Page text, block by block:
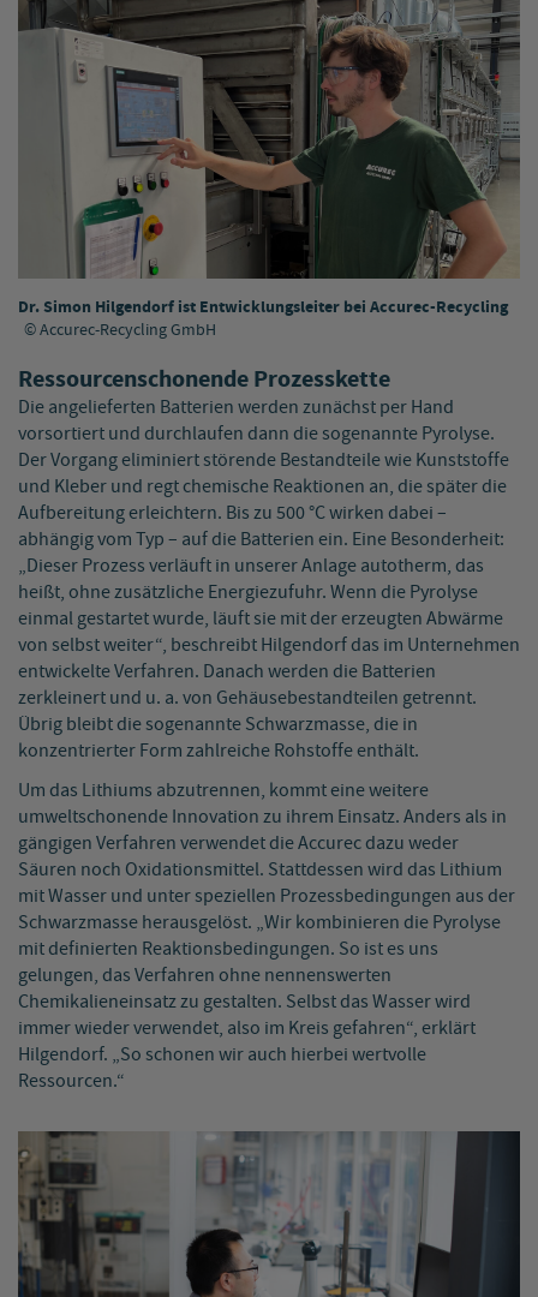
Dr. Simon Hilgendorf ist Entwicklungsleiter bei Accurec-Recycling
Accurec-Recycling GmbH
Ressourcenschonende Prozesskette
Die angelieferten Batterien werden zunächst per Hand
vorsortiert und durchlaufen dann die sogenannte Pyrolyse.
Der Vorgang eliminiert störende Bestandteile wie Kunststoffe
und Kleber und regt chemische Reaktionen an, die später die
Aufbereitung erleichtern. Bis zu 500 °C wirken dabei –
abhängig vom Typ – auf die Batterien ein. Eine Besonderheit:
„Dieser Prozess verläuft in unserer Anlage autotherm, das
heißt, ohne zusätzliche Energiezufuhr. Wenn die Pyrolyse
einmal gestartet wurde, läuft sie mit der erzeugten Abwärme
von selbst weiter“, beschreibt Hilgendorf das im Unternehmen
entwickelte Verfahren. Danach werden die Batterien
zerkleinert und u. a. von Gehäusebestandteilen getrennt.
Übrig bleibt die sogenannte Schwarzmasse, die in
konzentrierter Form zahlreiche Rohstoffe enthält.
Um das Lithiums abzutrennen, kommt eine weitere
umweltschonende Innovation zu ihrem Einsatz. Anders als in
gängigen Verfahren verwendet die Accurec dazu weder
Säuren noch Oxidationsmittel. Stattdessen wird das Lithium
mit Wasser und unter speziellen Prozessbedingungen aus der
Schwarzmasse herausgelöst. „Wir kombinieren die Pyrolyse
mit definierten Reaktionsbedingungen. So ist es uns
gelungen, das Verfahren ohne nennenswerten
Chemikalieneinsatz zu gestalten. Selbst das Wasser wird
immer wieder verwendet, also im Kreis gefahren“, erklärt
Hilgendorf. „So schonen wir auch hierbei wertvolle
Ressourcen.“